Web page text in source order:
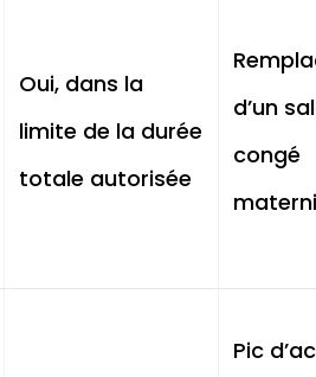
Oui, dans la
limite de la durée
totale autorisée
d’un
congé
Pic